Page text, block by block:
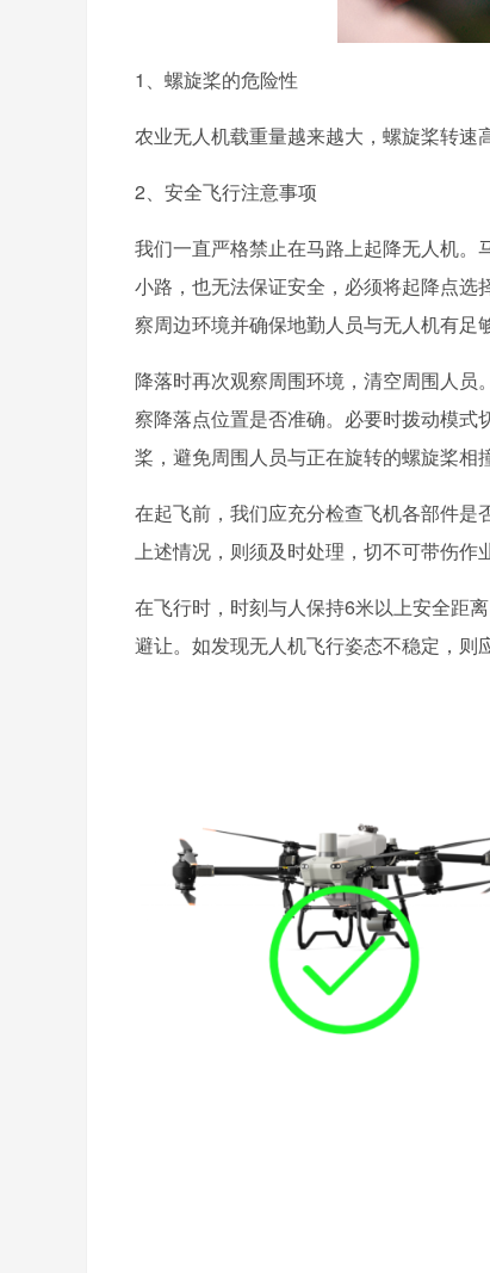
1、螺旋桨的危险性
农业无人机载重量越来越大，螺旋桨转速
2、安全飞行注意事项
我们一直严格禁止在马路上起降无人机
小路，也无法保证安全，必须将起降点
察周边环境并确保地勤人员与无人机有足
降落时再次观察周围环境，清空周围人
察降落点位置是否准确。必要时拨动模
桨，避免周围人员与正在旋转的螺旋桨相撞
在起飞前，我们应充分检查飞机各部件
上述情况，则须及时处理，切不可带伤作
在飞行时，时刻与人保持6米以上安全距
避让。如发现无人机飞行姿态不稳定，则